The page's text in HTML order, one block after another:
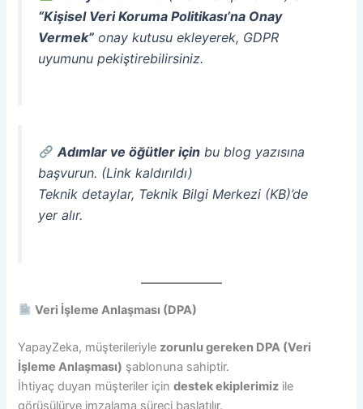
“Kişisel Veri Koruma Politikası’na Onay
Vermek” onay kutusu ekleyerek, GDPR
uyumunu pekiştirebilirsiniz.
Adımlar ve öğütler içinbu blog yazısına
başvurun. (Link kaldırıldı)
Teknik detaylar, Teknik Bilgi Merkezi (KB)’de
yer alır.
Veri İşleme Anlaşması (DPA)
YapayZeka, müşterileriyle zorunlu gereken DPA (Veri
İşleme Anlaşması) şablonuna sahiptir.
İhtiyaç duyan müşteriler içindestek ekiplerimiz ile
görüşülürve imzalama süreci başlatılır.